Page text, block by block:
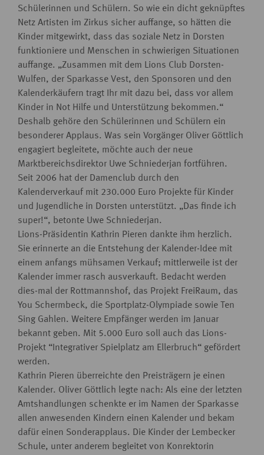
Schülerinnen und Schülern. So wie ein dicht geknüpftes
Netz Artisten im Zirkus sicher auffange, so hätten die
Kinder mitgewirkt, dass das soziale Netz in Dorsten
funktioniere und Menschen in schwierigen Situationen
auffange. „Zusammen mit dem Lions Club Dorsten-
Wulfen, der Sparkasse Vest, den Sponsoren und den
Kalenderkäufern tragt Ihr mit dazu bei, dass vor allem
Kinder in Not Hilfe und Unterstützung bekommen.“
Deshalb gehöre den Schülerinnen und Schülern ein
besonderer Applaus. Was sein Vorgänger Oliver Göttlich
engagiert begleitete, möchte auch der neue
Marktbereichsdirektor Uwe Schniederjan fortführen.
Seit 2006 hat der Damenclub durch den
Kalenderverkauf mit 230.000 Euro Projekte für Kinder
und Jugendliche in Dorsten unterstützt. „Das finde ich
super!“, betonte Uwe Schniederjan.
Lions-Präsidentin Kathrin Pieren dankte ihm herzlich.
Sie erinnerte an die Entstehung der Kalender-Idee mit
einem anfangs mühsamen Verkauf; mittlerweile ist der
Kalender immer rasch ausverkauft. Bedacht werden
dies-mal der Rottmannshof, das Projekt FreiRaum, das
You Schermbeck, die Sportplatz-Olympiade sowie Ten
Sing Gahlen. Weitere Empfänger werden im Januar
bekannt geben. Mit 5.000 Euro soll auch das Lions-
Projekt “Integrativer Spielplatz am Ellerbruch“ gefördert
werden.
Kathrin Pieren überreichte den Preisträgern je einen
Kalender. Oliver Göttlich legte nach: Als eine der letzten
Amtshandlungen schenkte er im Namen der Sparkasse
allen anwesenden Kindern einen Kalender und bekam
dafür einen Sonderapplaus. Die Kinder der Lembecker
Schule, unter anderem begleitet von Konrektorin